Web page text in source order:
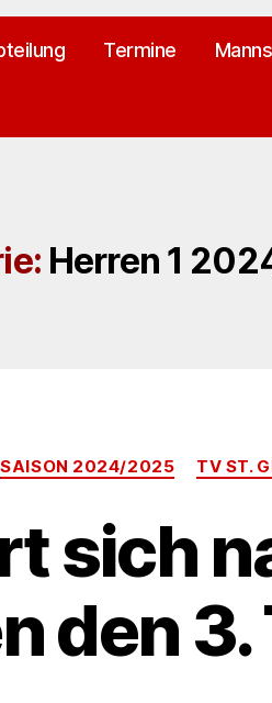
Termine
Herren 1
Kategorien
SAISON 2024/2025 TV ST.
sich
den